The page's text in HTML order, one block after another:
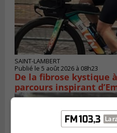
SAINT-LAMBERT
Publié le 5 août 2026 à 08h23
De la fibrose kystique
parcours inspirant